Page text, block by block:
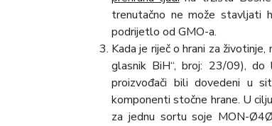
trenutačno ne može stavljati
podrijetlo od GMO-a.
Kada je riječ o hrani za
glasnik BiH“, broj: 23/09), do
proizvođači bili dovedeni u
komponenti stočne hrane. U
za jednu sortu soje MON-